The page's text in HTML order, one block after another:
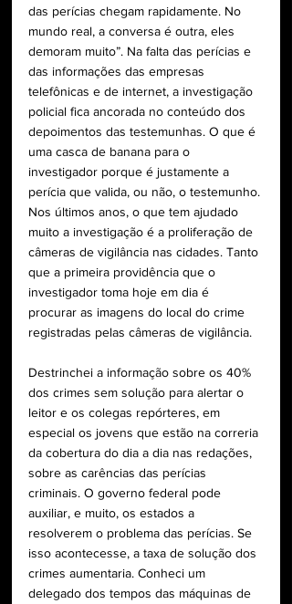
das perícias chegam rapidamente. No
mundo real, a conversa é outra, eles
demoram muito”. Na falta das perícias e
das informações das empresas
telefônicas e de internet, a investigação
policial fica ancorada no conteúdo dos
depoimentos das testemunhas. O que é
uma casca de banana para o
investigador porque é justamente a
perícia que valida, ou não, o testemunho.
Nos últimos anos, o que tem ajudado
muito a investigação é a proliferação de
câmeras de vigilância nas cidades. Tanto
que a primeira providência que o
investigador toma hoje em dia é
procurar as imagens do local do crime
registradas pelas câmeras de vigilância.
Destrinchei a informação sobre os 40%
dos crimes sem solução para alertar o
leitor e os colegas repórteres, em
especial os jovens que estão na correria
da cobertura do dia a dia nas redações,
sobre as carências das perícias
criminais. O governo federal pode
auxiliar, e muito, os estados a
resolverem o problema das perícias. Se
isso acontecesse, a taxa de solução dos
crimes aumentaria. Conheci um
delegado dos tempos das máquinas de